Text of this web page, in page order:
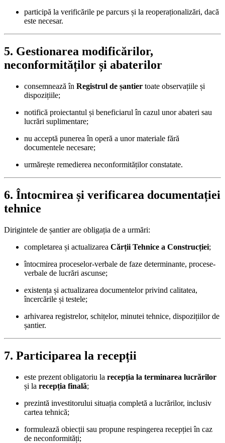
participă la verificările pe parcurs și la reoperaționalizări, dacă
este necesar.
5. Gestionarea modificărilor,
neconformităților și abaterilor
consemnează în Registrul de șantier toate observațiile și
dispozițiile;
notifică proiectantul și beneficiarul în cazul unor abateri sau
lucrări suplimentare;
nu acceptă punerea în operă a unor materiale fără
documentele necesare;
urmărește remedierea neconformităților constatate.
6. Întocmirea și verificarea documentației
tehnice
Dirigintele de șantier are obligația de a urmări:
completarea și actualizarea Cărții Tehnice a Construcției;
întocmirea proceselor-verbale de faze determinante, procese-
verbale de lucrări ascunse;
existența și actualizarea documentelor privind calitatea,
încercările și testele;
arhivarea registrelor, schițelor, minutei tehnice, dispozițiilor de
șantier.
7. Participarea la recepții
este prezent obligatoriu la recepția la terminarea lucrărilor
și la recepția finală;
prezintă investitorului situația completă a lucrărilor, inclusiv
cartea tehnică;
formulează obiecții sau propune respingerea recepției în caz
de neconformități;